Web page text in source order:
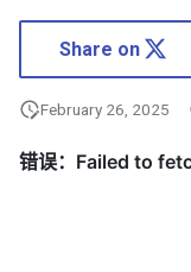
Share on
February 26, 2025